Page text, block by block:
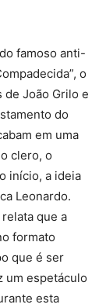
famoso anti-
o
de João Grilo e
do
em uma
clero, o
início, a ideia
Leonardo.
que a
formato
que é ser
um espetáculo
esta